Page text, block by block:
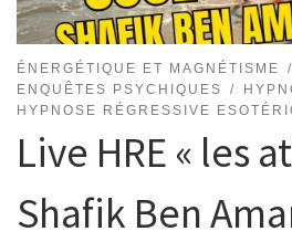
ÉNERGÉTIQUE ET MAGNÉTISME
ENQUÊTES PSYCHIQUES
HYPNOSE RÉGRESSIVE
Live HRE « les
Shafik Ben